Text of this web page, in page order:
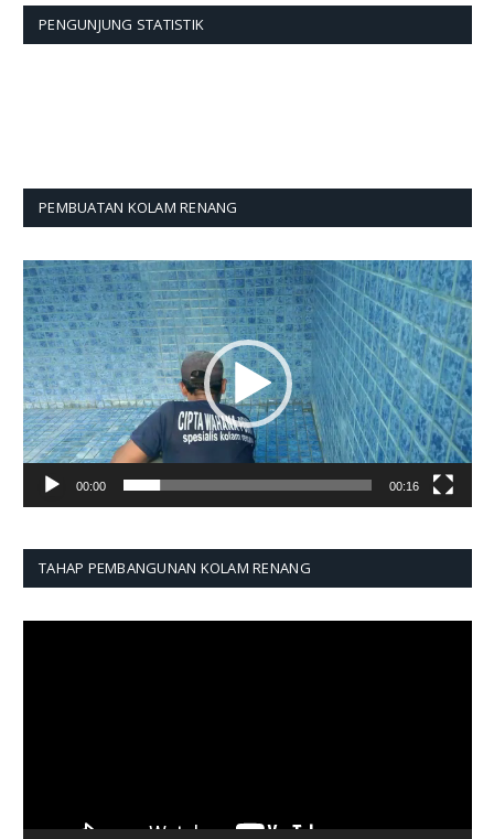
PENGUNJUNG STATISTIK
PEMBUATAN KOLAM RENANG
Pemutar
Video
00:00 00:16
TAHAP PEMBANGUNAN KOLAM RENANG